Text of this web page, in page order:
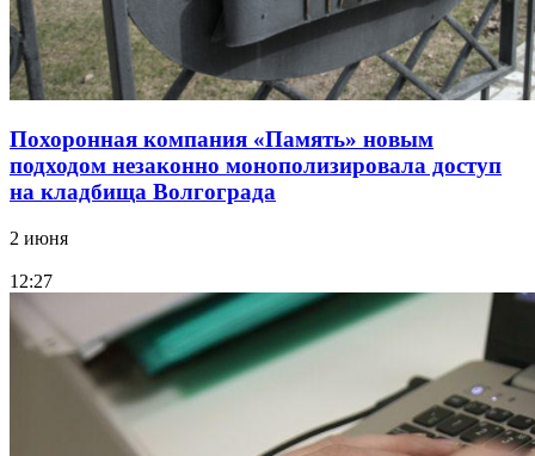
Похоронная компания «Память» новым
подходом незаконно монополизировала доступ
на кладбища Волгограда
2 июня
12:27